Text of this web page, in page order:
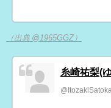
（出典 @1965GGZ）
糸崎祐梨(
@ItozakiSatoka